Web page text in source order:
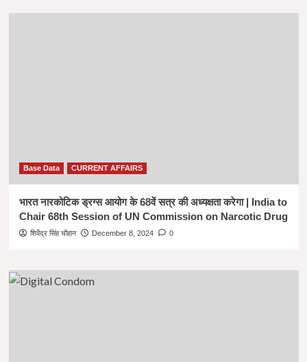
Base Data CURRENT AFFAIRS
भारत नारकोटिक ड्रग्स आयोग के 68वें सत्र की अध्यक्षता करेगा | India to
Chair 68th Session of UN Commission on Narcotic Drug
शिवेंद्र सिंह चौहान December 8, 2024 0